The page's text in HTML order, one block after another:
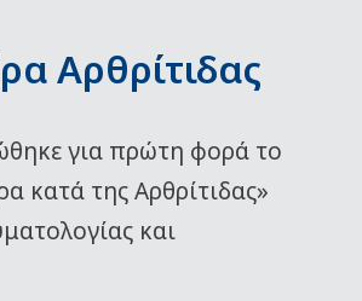
Αρθρίτιδας
για πρώτη φορά το
κατά της Αρθρίτιδας»
και